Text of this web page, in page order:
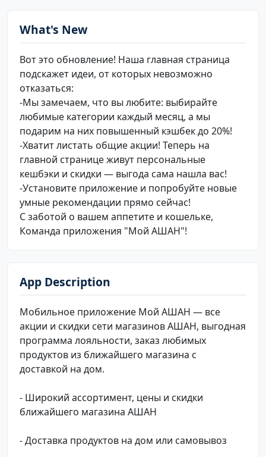
What's New
Вот это обновление! Наша главная страница
подскажет идеи, от которых невозможно
отказаться:
-Мы замечаем, что вы любите: выбирайте
любимые категории каждый месяц, а мы
подарим на них повышенный кэшбек до 20%!
-Хватит листать общие акции! Теперь на
главной странице живут персональные
кешбэки и скидки — выгода сама нашла вас!
-Установите приложение и попробуйте новые
умные рекомендации прямо сейчас!
С заботой о вашем аппетите и кошельке,
Команда приложения "Мой АШАН"!
App Description
Мобильное приложение Мой АШАН — все
акции и скидки сети магазинов АШАН, выгодная
программа лояльности, заказ любимых
продуктов из ближайшего магазина с
доставкой на дом.
- Широкий ассортимент, цены и скидки
ближайшего магазина АШАН
- Доставка продуктов на дом или самовывоз